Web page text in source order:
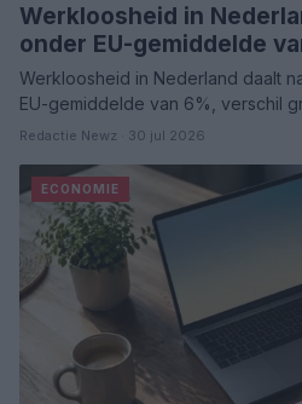
Werkloosheid in
onder EU-gemiddelde
Werkloosheid in Nederland daalt
EU-gemiddelde van 6%, verschil
Redactie Newz · 30 jul 2026
ECONOMIE